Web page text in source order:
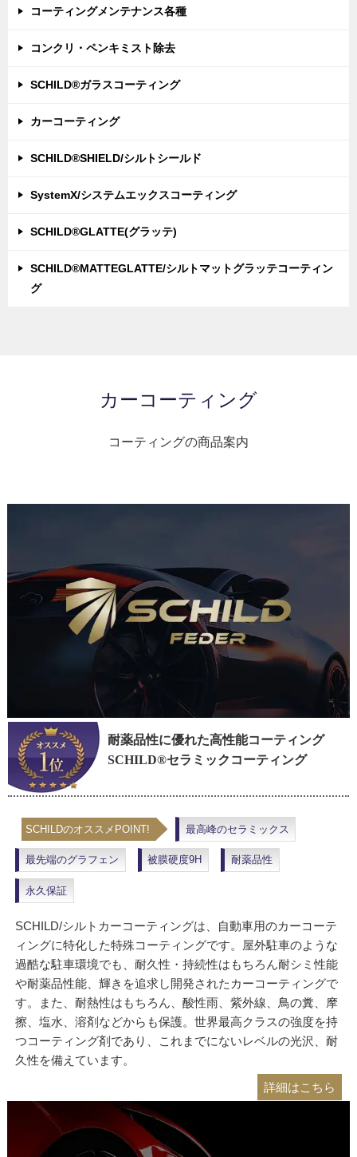
コーティングメンテナンス各種
コンクリ・ペンキミスト除去
SCHILD®ガラスコーティング
カーコーティング
SCHILD®SHIELD/シルトシールド
SystemX/システムエックスコーティング
SCHILD®GLATTE(グラッテ)
SCHILD®MATTEGLATTE/シルトマットグラッテコーティン
グ
カーコーティング
コーティングの商品案内
耐薬品性に優れた高性能コーティング
SCHILD®セラミックコーティング
SCHILDのオススメPOINT! 最高峰のセラミックス
最先端のグラフェン 被膜硬度9H 耐薬品性
永久保証
SCHILD/シルトカーコーティングは、自動車用のカーコーテ
ィングに特化した特殊コーティングです。屋外駐車のような
過酷な駐車環境でも、耐久性・持続性はもちろん耐シミ性能
や耐薬品性能、輝きを追求し開発されたカーコーティングで
す。また、耐熱性はもちろん、酸性雨、紫外線、鳥の糞、摩
擦、塩水、溶剤などからも保護。世界最高クラスの強度を持
つコーティング剤であり、これまでにないレベルの光沢、耐
久性を備えています。
詳細はこちら